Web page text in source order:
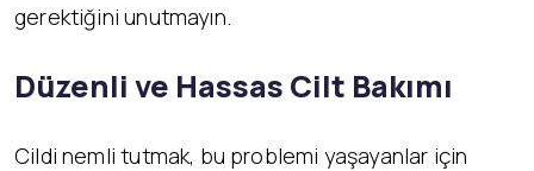
gerektiğini unutmayın.
Düzenli ve Hassas Cilt Bakımı
Cildi nemli tutmak, bu problemi yaşayanlar için